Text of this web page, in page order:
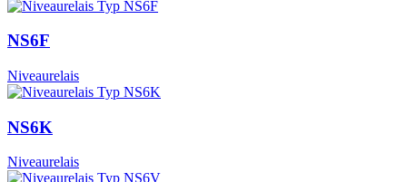
NS6F
Niveaurelais
NS6K
Niveaurelais